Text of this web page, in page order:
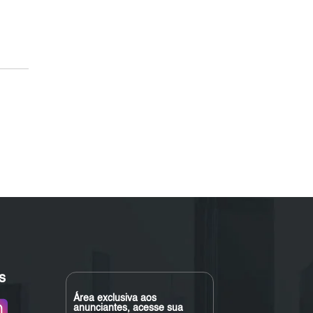
Área exclusiva aos
anunciantes, acesse sua